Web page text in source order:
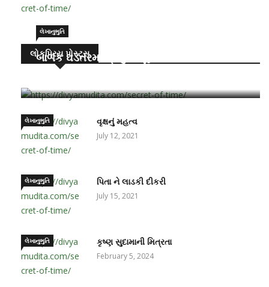
લોકપ્રિય પોસ્ટ્સ
લેખાનુભુતિ
બાળક ઘડતરમાં પ્રમુખ ભૂમિકા – માતા-પિતાની
લેખાનુભુતિ વૃક્ષનું મહત્વ
July 12, 2021
લેખાનુભુતિ પિતા ને લાડકી દીકરી
July 15, 2021
લેખાનુભુતિ કૃષ્ણ સુદામાની મિત્રતા
February 5, 2024